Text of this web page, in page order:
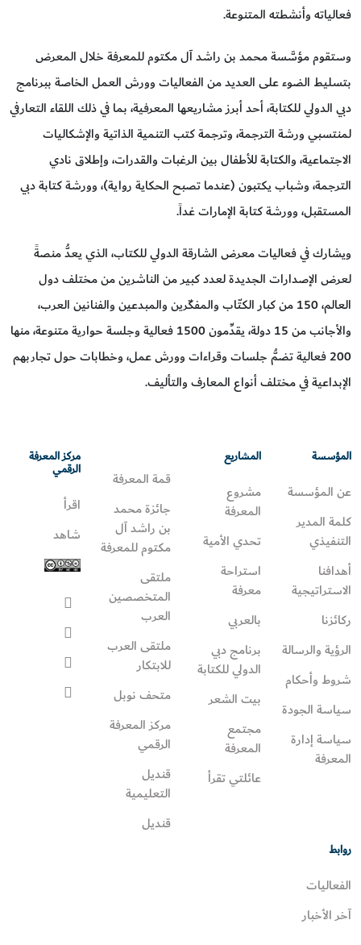
فعالياته وأنشطته المتنوعة.
وستقوم مؤسَّسة محمد بن راشد آل مكتوم للمعرفة خلال المعرض
بتسليط الضوء على العديد من الفعاليات وورش العمل الخاصة ببرنامج
دبي الدولي للكتابة، أحد أبرز مشاريعها المعرفية، بما في ذلك اللقاء التعارفي
لمنتسبي ورشة الترجمة، وترجمة كتب التنمية الذاتية والإشكاليات
الاجتماعية، والكتابة للأطفال بين الرغبات والقدرات، وإطلاق نادي
الترجمة، وشباب يكتبون (عندما تصبح الحكاية رواية)، وورشة كتابة دبي
المستقبل، وورشة كتابة الإمارات غداً.
ويشارك في فعاليات معرض الشارقة الدولي للكتاب، الذي يعدُّ منصةً
لعرض الإصدارات الجديدة لعدد كبير من الناشرين من مختلف دول
العالم، 150 من كبار الكتّاب والمفكّرين والمبدعين والفنانين العرب،
والأجانب من 15 دولة، يقدِّمون 1500 فعالية وجلسة حوارية متنوعة، منها
200 فعالية تضمُّ جلسات وقراءات وورش عمل، وخطابات حول تجاربهم
الإبداعية في مختلف أنواع المعارف والتأليف.
المؤسسة
عن المؤسسة
كلمة المدير
التنفيذي
أهدافنا
الاستراتيجية
ركائزنا
الرؤية والرسالة
شروط وأحكام
سياسة الجودة
سياسة إدارة
المعرفة
المشاريع
مشروع
المعرفة
تحدي الأمية
استراحة
معرفة
بالعربي
برنامج دبي
الدولي للكتابة
بيت الشعر
مجتمع
المعرفة
عائلتي تقرأ‎
قمة المعرفة
جائزة محمد
بن راشد آل
مكتوم للمعرفة
ملتقى
المتخصصين
العرب
ملتقى العرب
للابتكار
متحف نوبل
مركز المعرفة
الرقمي
قنديل
التعليمية
قنديل
مركز المعرفة
الرقمي
اقرأ
شاهد
روابط
الفعاليات
آخر الأخبار